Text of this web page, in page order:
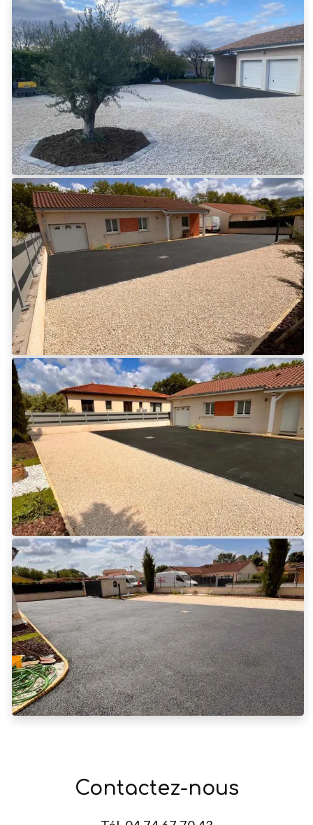
Contactez-nous